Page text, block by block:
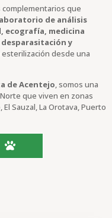
complementarios que
de análisis
ecografía, medicina
y
desde una
de Acentejo, somos una
que viven en zonas
Sauzal, La Orotava, Puerto